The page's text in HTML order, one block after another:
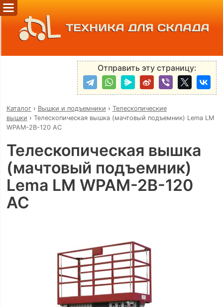
ТЕХНИКА ДЛЯ СКЛАДА
Отправить эту страницу:
Каталог› Вышки и подъемники › Телескопические
вышки › Телескопическая вышка (мачтовый подъемник) Lema LM
WPAM-2B-120 AC
Телескопическая вышка
(мачтовый подъемник)
Lema LM WPAM-2B-120
AC